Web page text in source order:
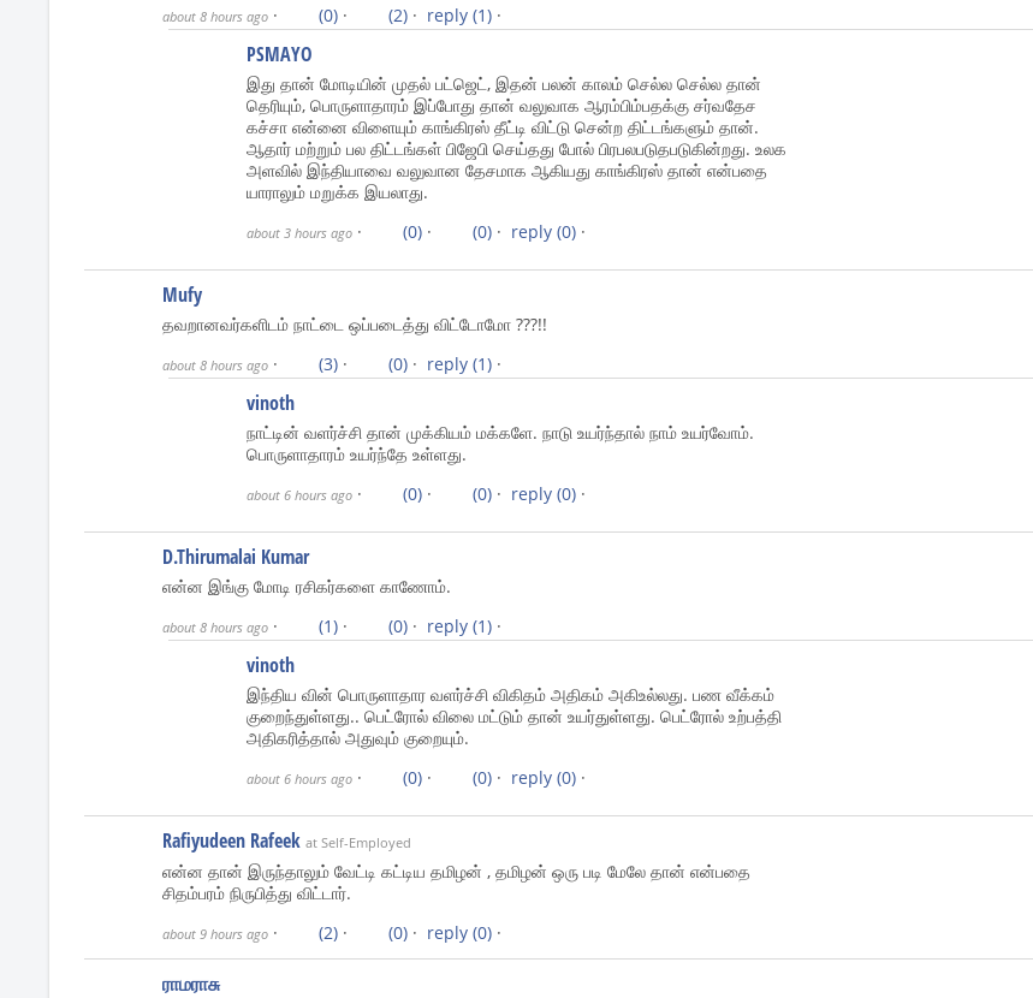
about 8 hours ago · (0) · (2) · reply (1) ·
PSMAYO
இது தான் மோடியின் முதல் பட்ஜெட், இதன் பலன் காலம் செல்ல செல்ல தான்
தெரியும், பொருளாதாரம் இப்போது தான் வலுவாக ஆரம்பிம்பதக்கு சர்வதேச
கச்சா என்னை விளையும் காங்கிரஸ் தீட்டி விட்டு சென்ற திட்டங்களும் தான்.
ஆதார் மற்றும் பல திட்டங்கள் பிஜேபி செய்தது போல் பிரபலபடுதபடுகின்றது. உலக
அளவில் இந்தியாவை வலுவான தேசமாக ஆகியது காங்கிரஸ் தான் என்பதை
யாராலும் மறுக்க இயலாது.
about 3 hours ago · (0) · (0) · reply (0) ·
Mufy
தவறானவர்களிடம் நாட்டை ஒப்படைத்து விட்டோமோ ???!!
about 8 hours ago · (3) · (0) · reply (1) ·
vinoth
நாட்டின் வளர்ச்சி தான் முக்கியம் மக்களே. நாடு உயர்ந்தால் நாம் உயர்வோம்.
பொருளாதாரம் உயர்ந்தே உள்ளது.
about 6 hours ago · (0) · (0) · reply (0) ·
D.Thirumalai Kumar
என்ன இங்கு மோடி ரசிகர்களை காணோம்.
about 8 hours ago · (1) · (0) · reply (1) ·
vinoth
இந்திய வின் பொருளாதார வளர்ச்சி விகிதம் அதிகம் அகிஉல்லது. பண வீக்கம்
குறைந்துள்ளது.. பெட்ரோல் விலை மட்டும் தான் உயர்துள்ளது. பெட்ரோல் உற்பத்தி
அதிகரித்தால் அதுவும் குறையும்.
about 6 hours ago · (0) · (0) · reply (0) ·
Rafiyudeen Rafeek at Self-Employed
என்ன தான் இருந்தாலும் வேட்டி கட்டிய தமிழன் , தமிழன் ஒரு படி மேலே தான் என்பதை
சிதம்பரம் நிருபித்து விட்டார்.
about 9 hours ago · (2) · (0) · reply (0) ·
ராமராசு